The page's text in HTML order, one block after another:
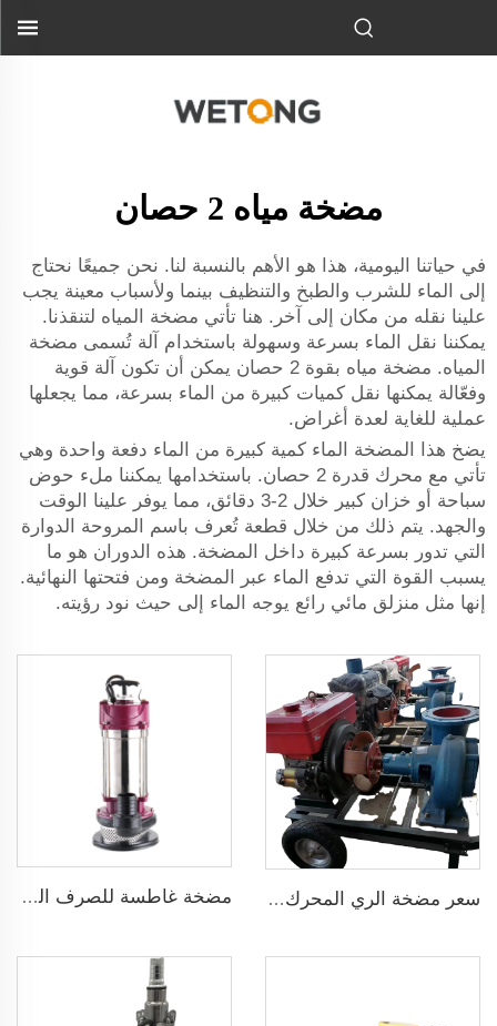
مضخة مياه 2 حصان
في حياتنا اليومية، هذا هو الأهم بالنسبة لنا. نحن جميعًا نحتاج
إلى الماء للشرب والطبخ والتنظيف بينما ولأسباب معينة يجب
علينا نقله من مكان إلى آخر. هنا تأتي مضخة المياه لتنقذنا.
يمكننا نقل الماء بسرعة وسهولة باستخدام آلة تُسمى مضخة
المياه. مضخة مياه بقوة 2 حصان يمكن أن تكون آلة قوية
وفعّالة يمكنها نقل كميات كبيرة من الماء بسرعة، مما يجعلها
عملية للغاية لعدة أغراض.
يضخ هذا المضخة الماء كمية كبيرة من الماء دفعة واحدة وهي
تأتي مع محرك قدرة 2 حصان. باستخدامها يمكننا ملء حوض
سباحة أو خزان كبير خلال 2-3 دقائق، مما يوفر علينا الوقت
والجهد. يتم ذلك من خلال قطعة تُعرف باسم المروحة الدوارة
التي تدور بسرعة كبيرة داخل المضخة. هذه الدوران هو ما
يسبب القوة التي تدفع الماء عبر المضخة ومن فتحتها النهائية.
إنها مثل منزلق مائي رائع يوجه الماء إلى حيث نود رؤيته.
سعر مضخة الري المحرك الديزل مضخة غاطسة للصرف الصحي للمياه القذرة